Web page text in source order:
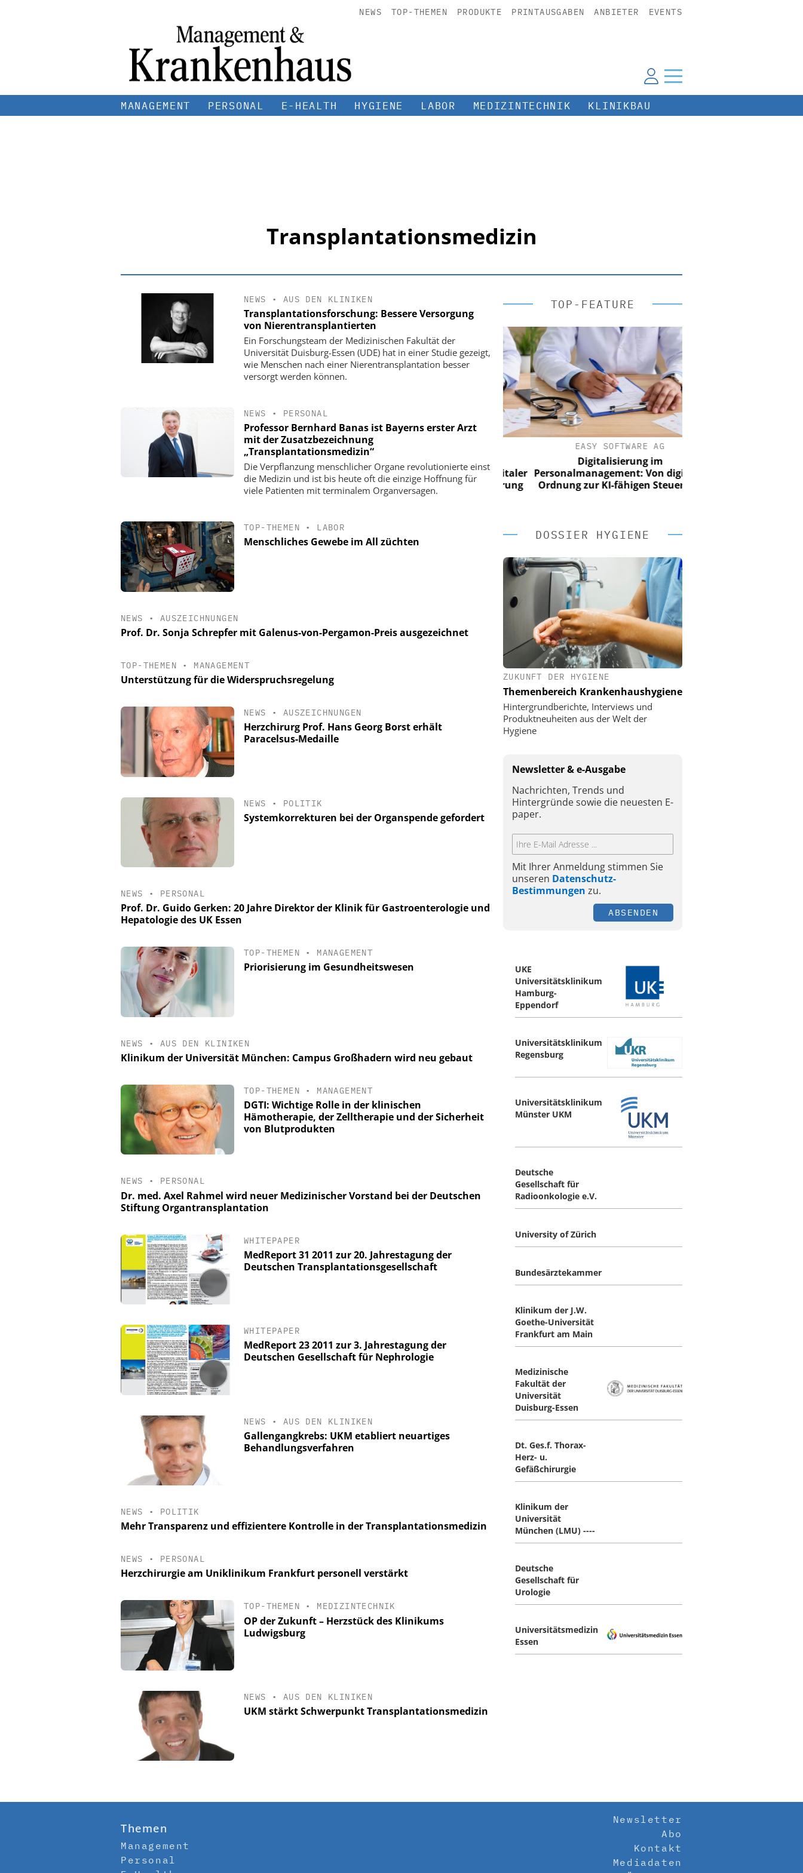
NEWS TOP-THEMEN PRODUKTE PRINTAUSGABEN ANBIETER EVENTS
MANAGEMENT PERSONAL E-HEALTH HYGIENE LABOR MEDIZINTECHNIK KLINIKBAU
Transplantationsmedizin
NEWS • AUS DEN KLINIKEN
Transplantationsforschung: Bessere Versorgung
von Nierentransplantierten
Ein Forschungsteam der Medizinischen Fakultät der
Universität Duisburg-Essen (UDE) hat in einer Studie gezeigt,
wie Menschen nach einer Nierentransplantation besser
versorgt werden können.
NEWS • PERSONAL
Professor Bernhard Banas ist Bayerns erster Arzt
mit der Zusatzbezeichnung
„Transplantationsmedizin“
Die Verpflanzung menschlicher Organe revolutionierte einst
die Medizin und ist bis heute oft die einzige Hoffnung für
viele Patienten mit terminalem Organversagen.
TOP-THEMEN • LABOR
Menschliches Gewebe im All züchten
NEWS • AUSZEICHNUNGEN
Prof. Dr. Sonja Schrepfer mit Galenus-von-Pergamon-Preis ausgezeichnet
TOP-THEMEN • MANAGEMENT
Unterstützung für die Widerspruchsregelung
NEWS • AUSZEICHNUNGEN
Herzchirurg Prof. Hans Georg Borst erhält
Paracelsus-Medaille
NEWS • POLITIK
Systemkorrekturen bei der Organspende gefordert
NEWS • PERSONAL
Prof. Dr. Guido Gerken: 20 Jahre Direktor der Klinik für Gastroenterologie und
Hepatologie des UK Essen
TOP-THEMEN • MANAGEMENT
Priorisierung im Gesundheitswesen
NEWS • AUS DEN KLINIKEN
Klinikum der Universität München: Campus Großhadern wird neu gebaut
TOP-THEMEN • MANAGEMENT
DGTI: Wichtige Rolle in der klinischen
Hämotherapie, der Zelltherapie und der Sicherheit
von Blutprodukten
NEWS • PERSONAL
Dr. med. Axel Rahmel wird neuer Medizinischer Vorstand bei der Deutschen
Stiftung Organtransplantation
WHITEPAPER
MedReport 31 2011 zur 20. Jahrestagung der
Deutschen Transplantationsgesellschaft
WHITEPAPER
MedReport 23 2011 zur 3. Jahrestagung der
Deutschen Gesellschaft für Nephrologie
NEWS • AUS DEN KLINIKEN
Gallengangkrebs: UKM etabliert neuartiges
Behandlungsverfahren
NEWS • POLITIK
Mehr Transparenz und effizientere Kontrolle in der Transplantationsmedizin
NEWS • PERSONAL
Herzchirurgie am Uniklinikum Frankfurt personell verstärkt
TOP-THEMEN • MEDIZINTECHNIK
OP der Zukunft – Herzstück des Klinikums
Ludwigsburg
NEWS • AUS DEN KLINIKEN
UKM stärkt Schwerpunkt Transplantationsmedizin
TOP-FEATURE
EASY SOFTWARE AG
Digitalisierung im
Personalmanagement: Von digitaler
Ordnung zur KI-fähigen Steuerung
EASY SOFTWARE AG
Digitalisierung im
Personalmanagement: Von digitaler
Ordnung zur KI-fähigen Steuerung
EASY SOFTWARE AG
Digitalisierung im
Personalmanagement: Von digitaler
Ordnung zur KI-fähigen Steuerung
DOSSIER HYGIENE
ZUKUNFT DER HYGIENE
Themenbereich Krankenhaushygiene
Hintergrundberichte, Interviews und
Produktneuheiten aus der Welt der
Hygiene
Newsletter & e-Ausgabe
Nachrichten, Trends und
Hintergründe sowie die neuesten E-
paper.
Mit Ihrer Anmeldung stimmen Sie
unseren Datenschutz-
Bestimmungen zu.
ABSENDEN
UKE
Universitätsklinikum
Hamburg-
Eppendorf
Universitätsklinikum
Regensburg
Universitätsklinikum
Münster UKM
Deutsche
Gesellschaft für
Radioonkologie e.V.
University of Zürich
Bundesärztekammer
Klinikum der J.W.
Goethe-Universität
Frankfurt am Main
Medizinische
Fakultät der
Universität
Duisburg-Essen
Dt. Ges.f. Thorax-
Herz- u.
Gefäßchirurgie
Klinikum der
Universität
München (LMU) ----
Deutsche
Gesellschaft für
Urologie
Universitätsmedizin
Essen
Themen
Management
Personal
Newsletter
Abo
Kontakt
Mediadaten